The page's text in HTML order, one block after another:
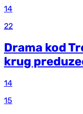
14
22
Drama kod
krug
14
15